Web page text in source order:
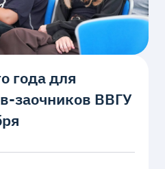
года для
заочников ВВГУ